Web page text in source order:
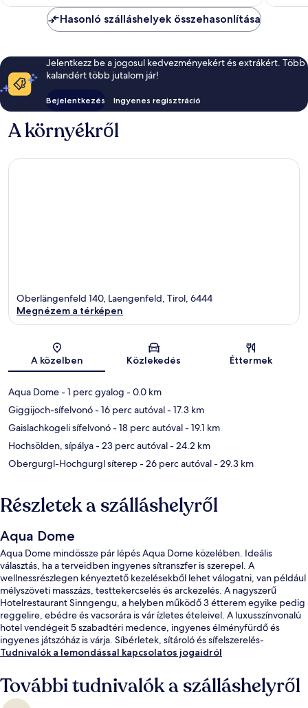
Hasonló szálláshelyek összehasonlítása
Jelentkezz be a jogosul kedvezményekért és extrákért. Több
kalandért több jutalom jár!
Bejelentkezés Ingyenes regisztráció
A környékről
Térkép
Oberlängenfeld 140, Laengenfeld, Tirol, 6444
Megnézem a térképen
A közelben Közlekedés Éttermek
Aqua Dome- 1 perc gyalog - 0.0 km
Giggijoch-sífelvonó- 16 perc autóval- 17.3 km
Gaislachkogeli sífelvonó- 18 perc autóval- 19.1 km
Hochsölden, sípálya- 23 perc autóval- 24.2 km
Obergurgl-Hochgurgl síterep- 26 perc autóval- 29.3 km
Részletek a szálláshelyről
Aqua Dome
Aqua Dome mindössze pár lépés Aqua Dome közelében. Ideális
választás, ha a terveidben ingyenes sítranszfer is szerepel. A
wellnessrészlegen kényeztető kezelésekből lehet válogatni, van például
mélyszöveti masszázs, testtekercselés és arckezelés. A nagyszerű
Hotelrestaurant Sinngengu, a helyben működő 3 étterem egyike pedig
reggelire, ebédre és vacsorára is vár ízletes ételeivel. A luxusszínvonalú
hotel vendégeit 5 szabadtéri medence, ingyenes élményfürdő és
ingyenes játszóház is várja. Síbérletek, sítároló és sífelszerelés-
kölcsönzés is rendelkezésre állnak.
Tudnivalók a lemondással kapcsolatos jogaidról
További tudnivalók a szálláshelyről